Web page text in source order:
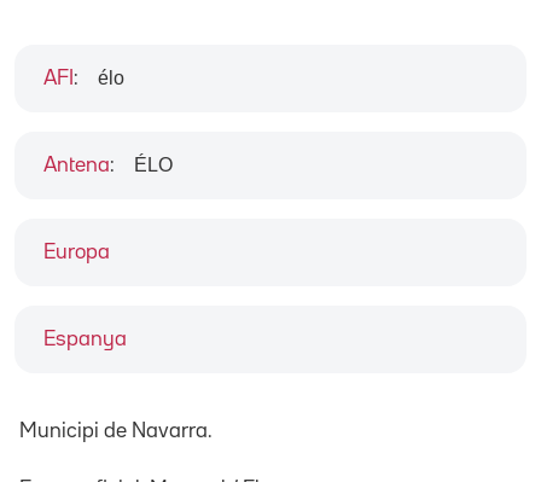
Europa
Espanya
AFI : élo
Antena: ÉLO
Municipi de Navarra.